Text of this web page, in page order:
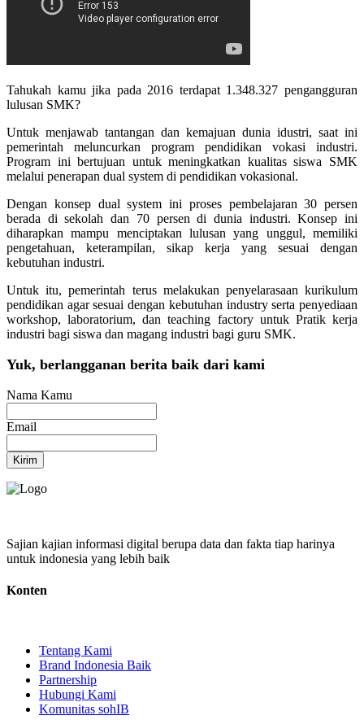
Tahukah kamu jika pada 2016 terdapat 1.348.327 pengangguran
lulusan SMK?
Untuk menjawab tantangan dan kemajuan dunia idustri, saat ini
pemerintah meluncurkan program pendidikan vokasi industri.
Program ini bertujuan untuk meningkatkan kualitas siswa SMK
melalui penerapan dual system di pendidikan vokasional.
Dengan konsep dual system ini proses pembelajaran 30 persen
berada di sekolah dan 70 persen di dunia industri. Konsep ini
diharapkan mampu menciptakan lulusan yang unggul, memiliki
pengetahuan, keterampilan, sikap kerja yang sesuai dengan
kebutuhan industri.
Untuk itu, pemerintah terus melakukan penyelarasaan kurikulum
pendidikan agar sesuai dengan kebutuhan industry serta penyediaan
workshop, laboratorium, dan teaching factory untuk Pratik kerja
industri bagi siswa dan magang industri bagi guru SMK.
Yuk, berlangganan berita baik dari kami
Nama Kamu
Email
Kirim
Sajian kajian informasi digital berupa data dan fakta tiap harinya
untuk indonesia yang lebih baik
Konten
Tentang Kami
Brand Indonesia Baik
Partnership
Hubungi Kami
Komunitas sohIB